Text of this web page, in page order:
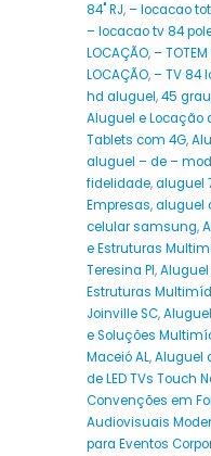
84" RJ,– locacao
– locacao tv 84
LOCAÇÃO,– TOTEM
LOCAÇÃO,– TV 84
hd aluguel,45
Aluguel e Locação
Tablets com 4G,
aluguel – de –
fidelidade,aluguel
Empresas,aluguel
celular samsung,
e Estruturas
Teresina PI,
Estruturas
Joinville SC,
e Soluções
Maceió AL,Aluguel
de LED TVs Touch
Convenções em
Audiovisuais
para Eventos